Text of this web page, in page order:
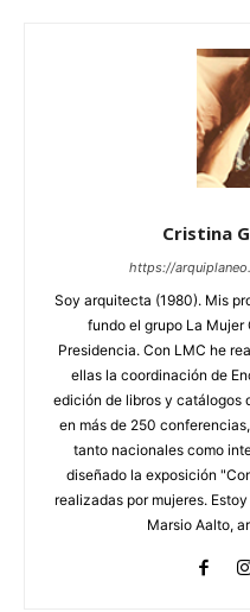
Cristina
https://
Soy arquitecta (1980). Mis
fundo el grupo La Mujer
Presidencia. Con LMC he
ellas la coordinación de
edición de libros y catálogos
en más de 250
tanto nacionales como
diseñado la exposición
realizadas por mujeres.
Marsio Aalto,